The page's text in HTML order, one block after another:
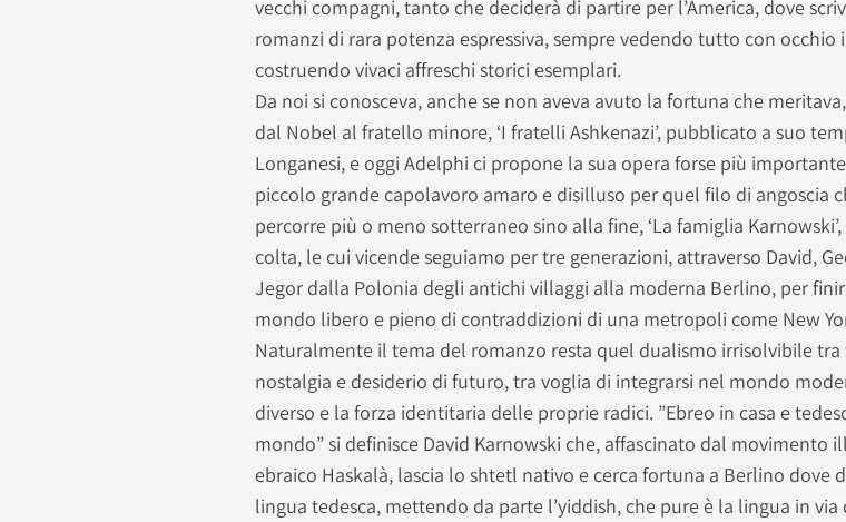
vecchi compagni, tanto che deciderà di partire per l’America, dove
romanzi di rara potenza espressiva, sempre vedendo tutto con occhio
costruendo vivaci affreschi storici esemplari.
Da noi si conosceva, anche se non aveva avuto la fortuna che
dal Nobel al fratello minore, ‘I fratelli Ashkenazi’, pubblicato a suo
Longanesi, e oggi Adelphi ci propone la sua opera forse più
piccolo grande capolavoro amaro e disilluso per quel filo di angoscia
percorre più o meno sotterraneo sino alla fine, ‘La famiglia
colta, le cui vicende seguiamo per tre generazioni, attraverso David,
Jegor dalla Polonia degli antichi villaggi alla moderna Berlino, per
mondo libero e pieno di contraddizioni di una metropoli come New
Naturalmente il tema del romanzo resta quel dualismo irrisolvibile tra
nostalgia e desiderio di futuro, tra voglia di integrarsi nel mondo
diverso e la forza identitaria delle proprie radici. ”Ebreo in casa e
mondo” si definisce David Karnowski che, affascinato dal movimento
ebraico Haskalà, lascia lo shtetl nativo e cerca fortuna a Berlino dove
lingua tedesca, mettendo da parte l’yiddish, che pure è la lingua in via